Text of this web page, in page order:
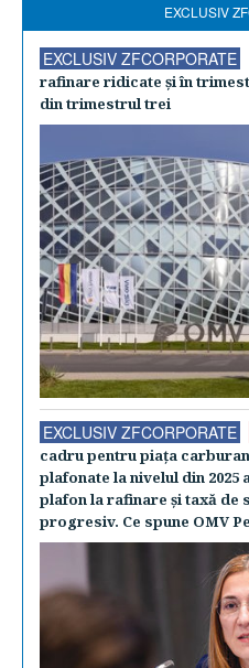
EXCLUSIV
EXCLUSIV ZFCORPORATE
rafinare ridicate şi în
din trimestrul trei
EXCLUSIV ZFCORPORATE
cadru pentru piaţa
plafonate la nivelul din
plafon la rafinare şi taxă
progresiv. Ce spune OMV